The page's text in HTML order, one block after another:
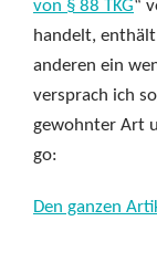
von § 88 TKG“
handelt,
anderen ein
versprach ich
gewohnter Art
go:
Den ganzen